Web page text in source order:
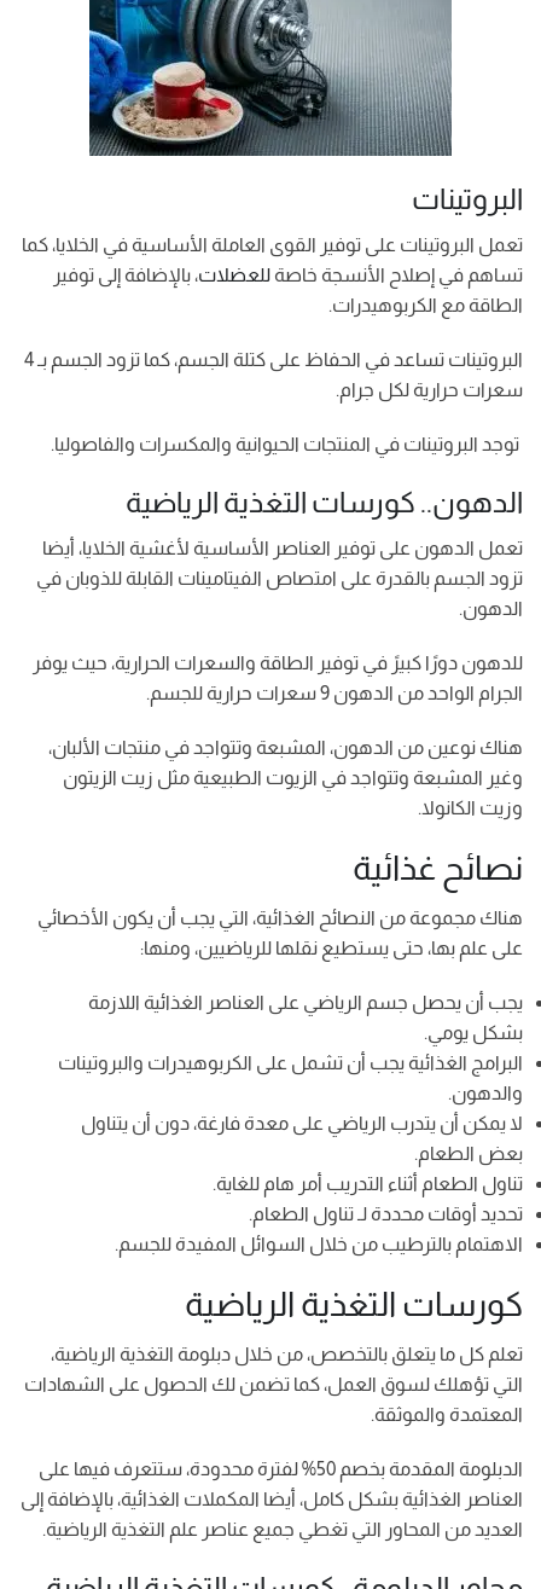
البروتينات
تعمل البروتينات على توفير القوى العاملة الأساسية في الخلايا، كما
تساهم في إصلاح الأنسجة خاصة للعضلات، بالإضافة إلى توفير
الطاقة مع الكربوهيدرات.
البروتينات تساعد في الحفاظ على كتلة الجسم، كما تزود الجسم بـ 4
سعرات حرارية لكل جرام.
توجد البروتينات في المنتجات الحيوانية والمكسرات والفاصوليا.
الدهون.. كورسات التغذية الرياضية
تعمل الدهون على توفير العناصر الأساسية لأغشية الخلايا، أيضا
تزود الجسم بالقدرة على امتصاص الفيتامينات القابلة للذوبان في
الدهون.
للدهون دورًا كبيرً في توفير الطاقة والسعرات الحرارية، حيث يوفر
الجرام الواحد من الدهون 9 سعرات حرارية للجسم.
هناك نوعين من الدهون، المشبعة وتتواجد في منتجات الألبان،
وغير المشبعة وتتواجد في الزيوت الطبيعية مثل زيت الزيتون
وزيت الكانولا.
نصائح غذائية
هناك مجموعة من النصائح الغذائية، التي يجب أن يكون الأخصائي
على علم بها، حتى يستطيع نقلها للرياضيين، ومنها:
يجب أن يحصل جسم الرياضي على العناصر الغذائية اللازمة
بشكل يومي.
البرامج الغذائية يجب أن تشمل على الكربوهيدرات والبروتينات
والدهون.
لا يمكن أن يتدرب الرياضي على معدة فارغة، دون أن يتناول
بعض الطعام.
تناول الطعام أثناء التدريب أمر هام للغاية.
تحديد أوقات محددة لـ تناول الطعام.
الاهتمام بالترطيب من خلال السوائل المفيدة للجسم.
كورسات التغذية الرياضية
تعلم كل ما يتعلق بالتخصص، من خلال دبلومة التغذية الرياضية،
التي تؤهلك لسوق العمل، كما تضمن لك الحصول على الشهادات
المعتمدة والموثقة.
الدبلومة المقدمة بخصم 50% لفترة محدودة، ستتعرف فيها على
العناصر الغذائية بشكل كامل، أيضا المكملات الغذائية، بالإضافة إلى
العديد من المحاور التي تغطي جميع عناصر علم التغذية الرياضية.